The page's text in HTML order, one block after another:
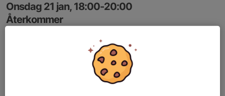
Onsdag 21 jan, 18:00-20:00
Återkommer